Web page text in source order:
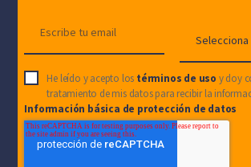
He leído y acepto los términos de uso y doy
tratamiento de mis datos para recibir la
Información básica de protección de datos